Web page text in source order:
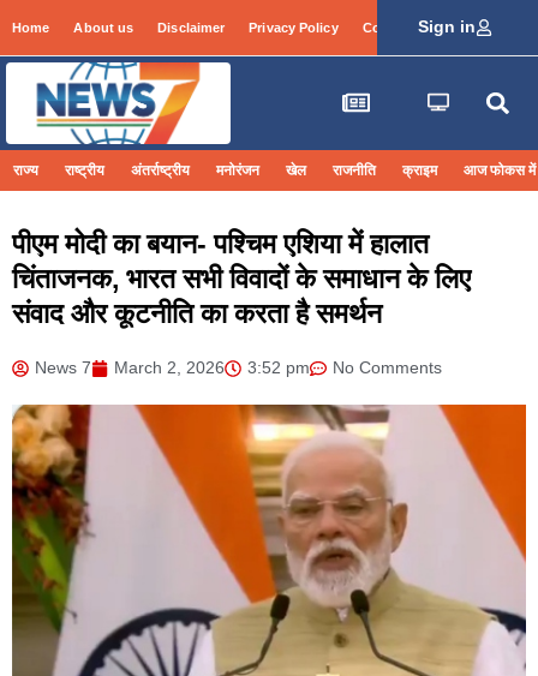
Home About us Disclaimer Privacy Policy Contact Info Login
Sign in
राज्य राष्ट्रीय अंतर्राष्ट्रीय मनोरंजन खेल राजनीति क्राइम आज फोकस में
पीएम मोदी का बयान- पश्चिम एशिया में हालात
चिंताजनक, भारत सभी विवादों के समाधान के लिए
संवाद और कूटनीति का करता है समर्थन
News 7 March 2, 2026 3:52 pm No Comments